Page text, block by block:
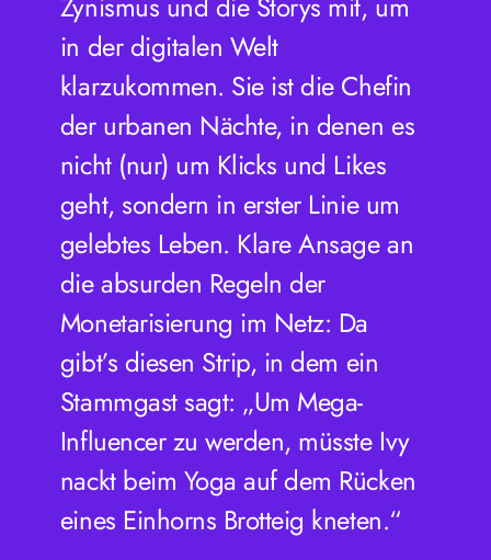
in der digitalen Welt
klarzukommen. Sie ist die Chefin
der urbanen Nächte, in denen es
nicht (nur) um Klicks und Likes
geht, sondern in erster Linie um
gelebtes Leben. Klare Ansage an
die absurden Regeln der
Monetarisierung im Netz: Da
gibt’s diesen Strip, in dem ein
Stammgast sagt: „Um Mega-
Influencer zu werden, müsste Ivy
nackt beim Yoga auf dem Rücken
eines Einhorns Brotteig kneten.“